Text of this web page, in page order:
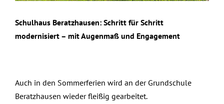
Schulhaus Beratzhausen: Schritt für Schritt
modernisiert – mit Augenmaß und Engagement
Auch in den Sommerferien wird an der Grundschule
Beratzhausen wieder fleißig gearbeitet.